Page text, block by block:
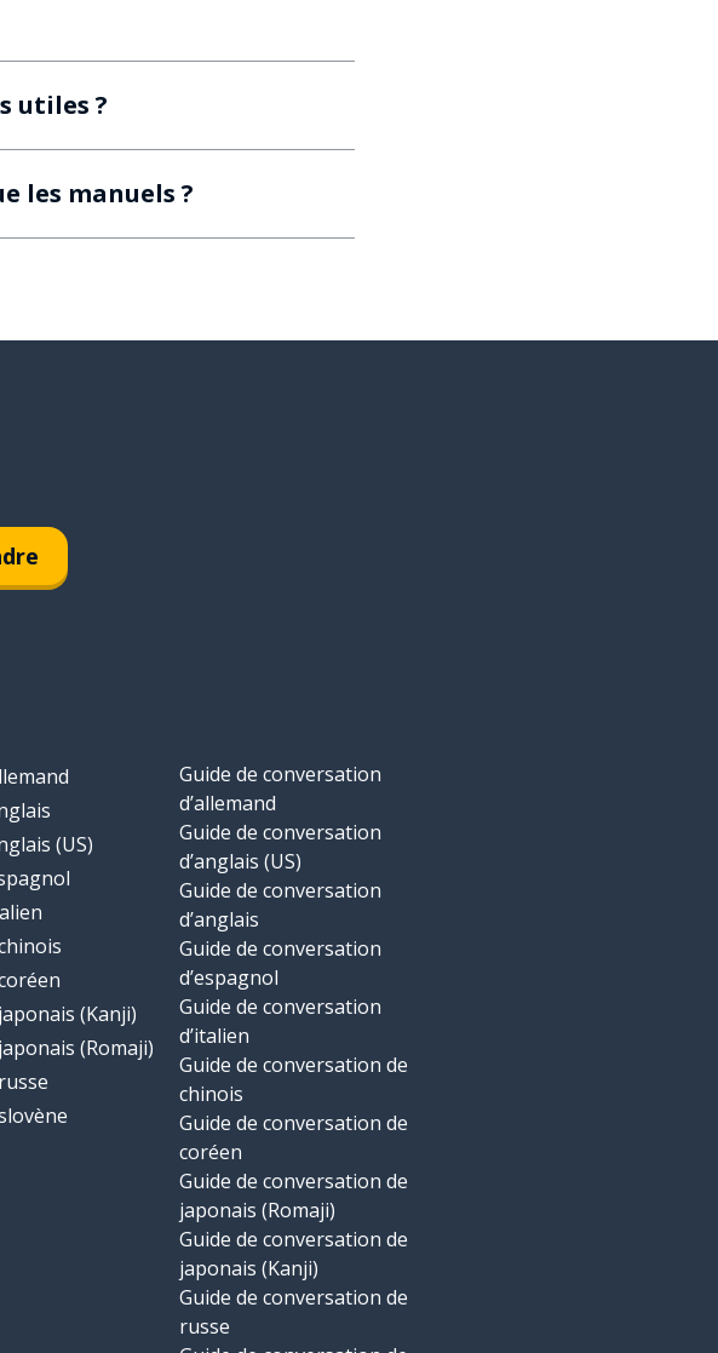
utiles ?
les manuels ?
(US)
(Kanji)
(Romaji)
Guide de conversation
d’allemand
Guide de conversation
d’anglais (US)
Guide de conversation
d’anglais
Guide de conversation
d’espagnol
Guide de conversation
d’italien
Guide de conversation de
chinois
Guide de conversation de
coréen
Guide de conversation de
japonais (Romaji)
Guide de conversation de
japonais (Kanji)
Guide de conversation de
russe